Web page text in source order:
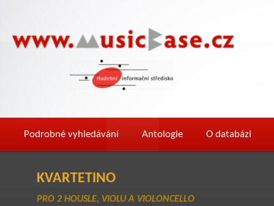
Podrobné vyhledávání Antologie O databázi
KVARTETINO
PRO 2 HOUSLE, VIOLU A VIOLONCELLO